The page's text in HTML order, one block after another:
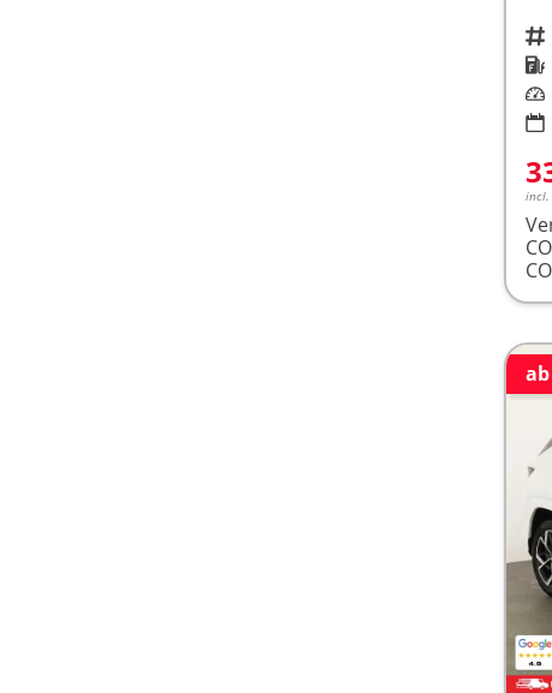
Fahrzeugnr.
Kraftstoff
Leistung
incl.
CO
CO